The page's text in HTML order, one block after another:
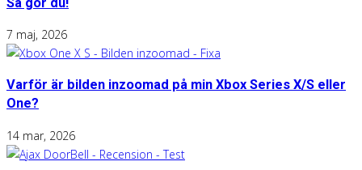
7 maj, 2026
Varför är bilden inzoomad på min Xbox Series X/S eller
One?
14 mar, 2026